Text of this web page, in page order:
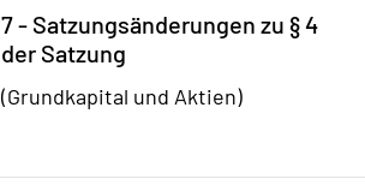
7 - Satzungsänderungen zu § 4
der Satzung
(Grundkapital und Aktien)